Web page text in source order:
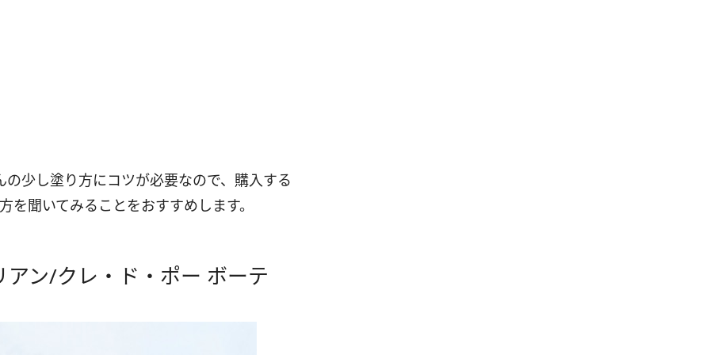
少し塗り方にコツが必要なので、購入する
聞いてみることをおすすめします。
ン/クレ・ド・ポー ボーテ